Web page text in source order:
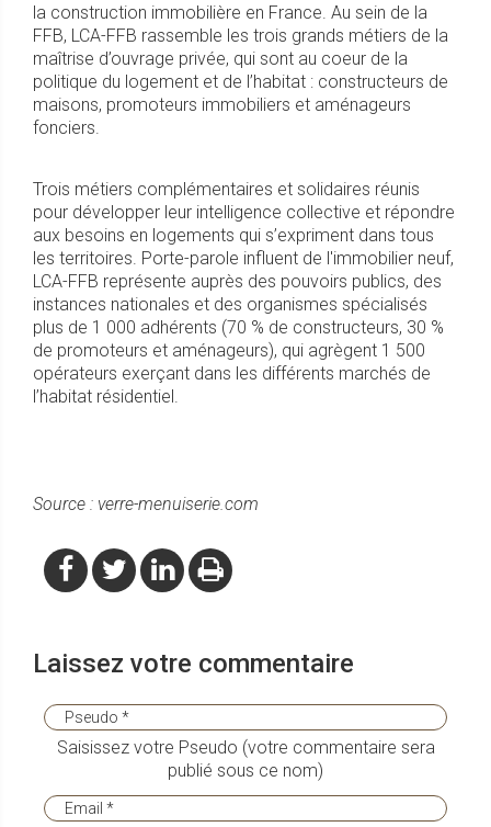
la construction immobilière en France. Au sein de la
FFB, LCA-FFB rassemble les trois grands métiers de la
maîtrise d’ouvrage privée, qui sont au coeur de la
politique du logement et de l’habitat : constructeurs de
maisons, promoteurs immobiliers et aménageurs
fonciers.
Trois métiers complémentaires et solidaires réunis
pour développer leur intelligence collective et répondre
aux besoins en logements qui s’expriment dans tous
les territoires. Porte-parole influent de l'immobilier neuf,
LCA-FFB représente auprès des pouvoirs publics, des
instances nationales et des organismes spécialisés
plus de 1 000 adhérents (70 % de constructeurs, 30 %
de promoteurs et aménageurs), qui agrègent 1 500
opérateurs exerçant dans les différents marchés de
l’habitat résidentiel.
Source : verre-menuiserie.com
Laissez votre commentaire
Saisissez votre Pseudo (votre commentaire sera
publié sous ce nom)